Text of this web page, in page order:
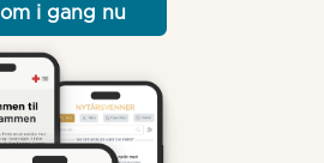
i gang nu